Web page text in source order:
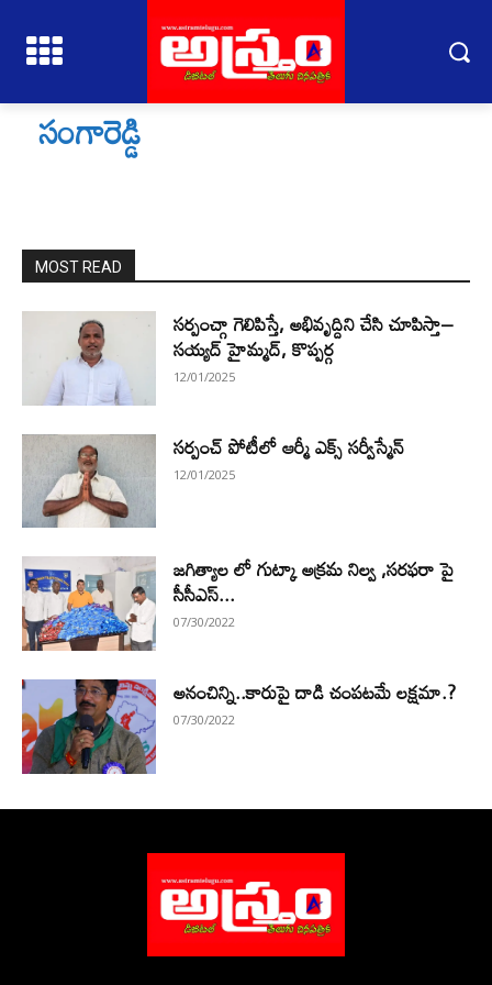
సంగారెడ్డి
MOST READ
సర్పంచ్గా గెలిపిస్తే, అభివృద్దిని చేసి చూపిస్తా–
సయ్యద్ హైమ్మద్, కొప్పర్గ
12/01/2025
సర్పంచ్ పోటీలో ఆర్మీ ఎక్స్ సర్వీస్మేన్
12/01/2025
జగిత్యాల లో గుట్కా అక్రమ నిల్వ ,సరఫరా పై
సీసీఎస్...
07/30/2022
అనంచిన్ని..కారుపై దాడి చంపటమే లక్షమా.?
07/30/2022